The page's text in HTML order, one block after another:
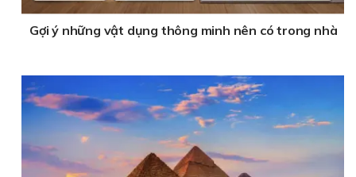
Gợi ý những vật dụng thông minh nên có trong nhà